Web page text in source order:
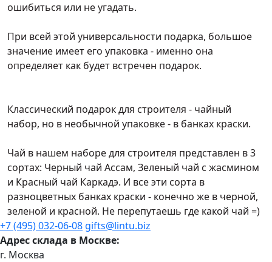
ошибиться или не угадать.
При всей этой универсальности подарка, большое
значение имеет его упаковка - именно она
определяет как будет встречен подарок.
Классический подарок для строителя - чайный
набор, но в необычной упаковке - в банках краски.
Чай в нашем наборе для строителя представлен в 3
сортах: Черный чай Ассам, Зеленый чай с жасмином
и Красный чай Каркадэ. И все эти сорта в
разноцветных банках краски - конечно же в черной,
зеленой и красной. Не перепутаешь где какой чай =)
+7 (495) 032-06-08 gifts@lintu.biz
Адрес склада в Москве:
г. Москва